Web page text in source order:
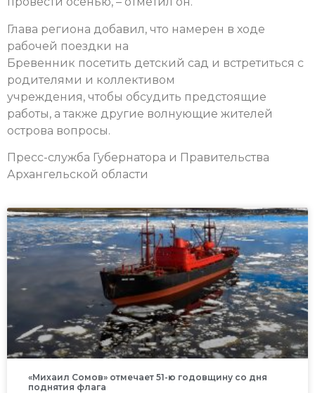
Глава региона добавил, что намерен в ходе
рабочей поездки на
Бревенник посетить детский сад и встретиться с
родителями и коллективом
учреждения, чтобы обсудить предстоящие
работы, а также другие волнующие жителей
острова вопросы.
Пресс-служба Губернатора и Правительства
Архангельской области
«Михаил Сомов» отмечает 51-ю годовщину со дня
поднятия флага